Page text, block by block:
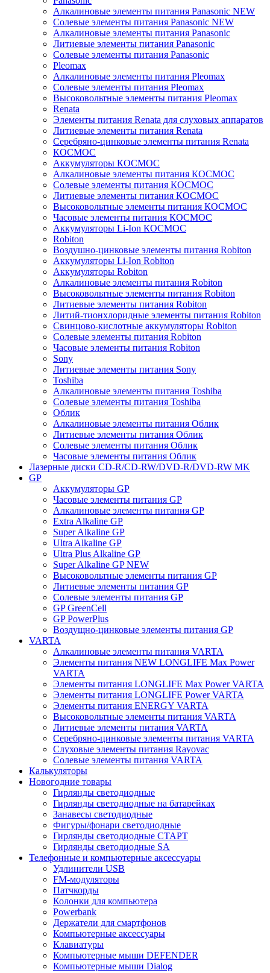
Алкалиновые элементы питания Panasonic NEW
Солевые элементы питания Panasonic NEW
Алкалиновые элементы питания Panasonic
Литиевые элементы питания Panasonic
Солевые элементы питания Panasonic
Pleomax
Алкалиновые элементы питания Pleomax
Солевые элементы питания Pleomax
Высоковольтные элементы питания Pleomax
Renata
Элементы питания Renata для слуховых аппаратов
Литиевые элементы питания Renata
Серебряно-цинковые элементы питания Renata
КОСМОС
Аккумуляторы КОСМОС
Алкалиновые элементы питания КОСМОС
Солевые элементы питания КОСМОС
Литиевые элементы питания КОСМОС
Высоковольтные элементы питания КОСМОС
Часовые элементы питания КОСМОС
Аккумуляторы Li-Ion КОСМОС
Robiton
Воздушно-цинковые элементы питания Robiton
Аккумуляторы Li-Ion Robiton
Аккумуляторы Robiton
Алкалиновые элементы питания Robiton
Высоковольтные элементы питания Robiton
Литиевые элементы питания Robiton
Литий-тионхлоридные элементы питания Robiton
Свинцово-кислотные аккумуляторы Robiton
Солевые элементы питания Robiton
Часовые элементы питания Robiton
Sony
Литиевые элементы питания Sony
Toshiba
Алкалиновые элементы питания Toshiba
Солевые элементы питания Toshiba
Облик
Алкалиновые элементы питания Облик
Литиевые элементы питания Облик
Солевые элементы питания Облик
Часовые элементы питания Облик
Лазерные диски CD-R/CD-RW/DVD-R/DVD-RW MK
GP
Аккумуляторы GP
Часовые элементы питания GP
Алкалиновые элементы питания GP
Extra Alkaline GP
Super Alkaline GP
Ultra Alkaline GP
Ultra Plus Alkaline GP
Super Alkaline GP NEW
Высоковольтные элементы питания GP
Литиевые элементы питания GP
Солевые элементы питания GP
GP GreenCell
GP PowerPlus
Воздущно-цинковые элементы питания GP
VARTA
Алкалиновые элементы питания VARTA
Элементы питания NEW LONGLIFE Max Power
VARTA
Элементы питания LONGLIFE Max Power VARTA
Элементы питания LONGLIFE Power VARTA
Элементы питания ENERGY VARTA
Высоковольтные элементы питания VARTA
Литиевые элементы питания VARTA
Серебряно-цинковые элементы питания VARTA
Слуховые элементы питания Rayovac
Солевые элементы питания VARTA
Калькуляторы
Новогодние товары
Гирлянды светодиодные
Гирлянды светодиодные на батарейках
Занавесы светодиодные
Фигуры/фонари светодиодные
Гирлянды светодиодные CТАРТ
Гирлянды светодиодные SA
Телефонные и компьютерные аксессуары
Удлинители USB
FM-модуляторы
Патчкорды
Колонки для компьютера
Powerbank
Держатели для смартфонов
Компьютерные аксессуары
Клавиатуры
Компьютерные мыши DEFENDER
Компьютерные мыши Dialog